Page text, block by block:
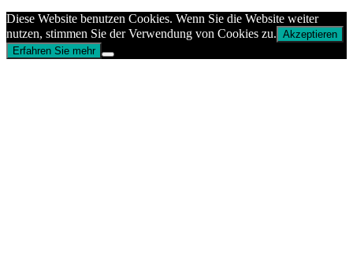
Diese Website benutzen Cookies. Wenn Sie die Website weiter
nutzen, stimmen Sie der Verwendung von Cookies zu. Akzeptieren
Erfahren Sie mehr